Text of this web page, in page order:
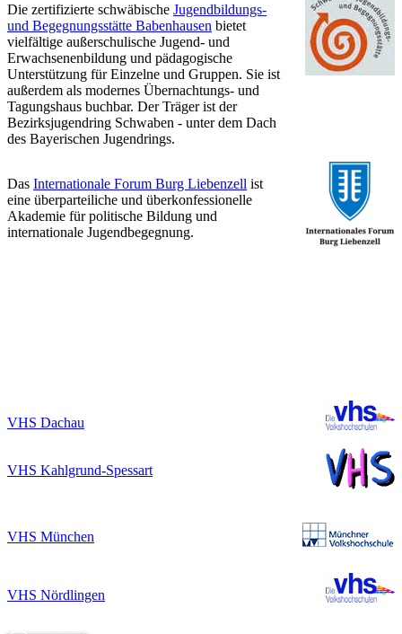
Die zertifizierte schwäbische Jugendbildungs-
und Begegnungsstätte Babenhausen bietet
vielfältige außerschulische Jugend- und
Erwachsenenbildung und pädagogische
Unterstützung für Einzelne und Gruppen. Sie ist
außerdem als modernes Übernachtungs- und
Tagungshaus buchbar. Der Träger ist der
Bezirksjugendring Schwaben - unter dem Dach
des Bayerischen Jugendrings.
Das Internationale Forum Burg Liebenzell ist
eine überparteiliche und überkonfessionelle
Akademie für politische Bildung und
internationale Jugendbegegnung.
VHS Dachau
VHS Kahlgrund-Spessart
VHS München
VHS Nördlingen